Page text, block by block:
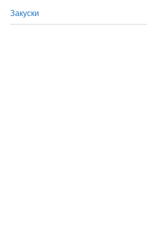
Категорії
Закуски